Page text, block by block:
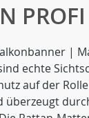
|
echte
auf der
überzeugt